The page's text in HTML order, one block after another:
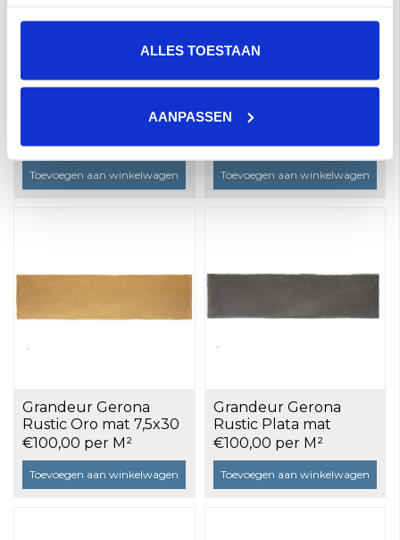
ALLES TOESTAAN
AANPASSEN
Grandeur Gerona Rol
Navy glans 7,5x30 a 0,5
m²
€85,00 per M²
Toevoegen aan winkelwagen
Grandeur Gerona Rol
Navy mat 7,5x30 a 0,5
m²
€95,00 per M²
Toevoegen aan winkelwagen
Grandeur Gerona
Rustic Oro mat 7,5x30
a 0,5 m²
€100,00 per M²
Toevoegen aan winkelwagen
Grandeur Gerona
Rustic Plata mat
7,5x30 a 0,5 m²
€100,00 per M²
Toevoegen aan winkelwagen